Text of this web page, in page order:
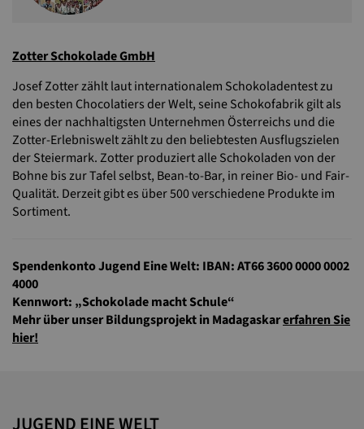
Zotter Schokolade GmbH
Josef Zotter zählt laut internationalem Schokoladentest zu
den besten Chocolatiers der Welt, seine Schokofabrik gilt als
eines der nachhaltigsten Unternehmen Österreichs und die
Zotter-Erlebniswelt zählt zu den beliebtesten Ausflugszielen
der Steiermark. Zotter produziert alle Schokoladen von der
Bohne bis zur Tafel selbst, Bean-to-Bar, in reiner Bio- und Fair-
Qualität. Derzeit gibt es über 500 verschiedene Produkte im
Sortiment.
Spendenkonto Jugend Eine Welt: IBAN: AT66 3600 0000 0002
4000
Kennwort: „Schokolade macht Schule“
Mehr über unser Bildungsprojekt in Madagaskarerfahren Sie
hier!